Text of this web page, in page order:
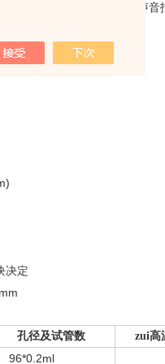
功能，程序运行结束 发出声音
免保养
标准，
决定
孔径及试管数
zui高
96*0.2ml